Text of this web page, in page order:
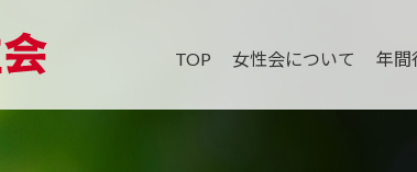
TOP 女性会について 年間